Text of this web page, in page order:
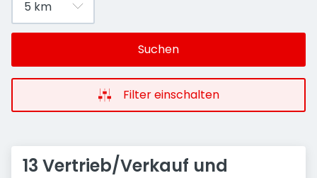
Suchen
Filter einschalten
13 Vertrieb/Verkauf und